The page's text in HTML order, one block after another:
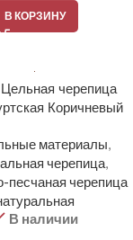
В КОРЗИНУ
черепица
Коричневый
материалы,
черепица,
песчаная черепица
В наличии